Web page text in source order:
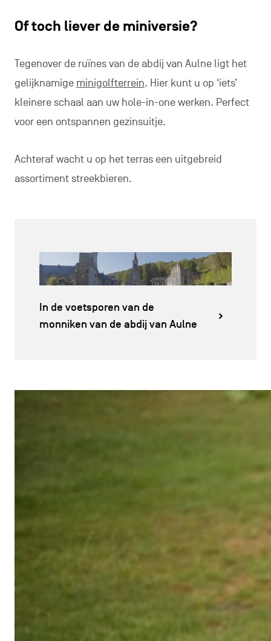
Of toch liever de miniversie?
Tegenover de ruïnes van de abdij van Aulne ligt het
gelijknamige minigolfterrein. Hier kunt u op ‘iets’
kleinere schaal aan uw hole-in-one werken. Perfect
voor een ontspannen gezinsuitje.
Achteraf wacht u op het terras een uitgebreid
assortiment streekbieren.
In de voetsporen van de
monniken van de abdij van Aulne